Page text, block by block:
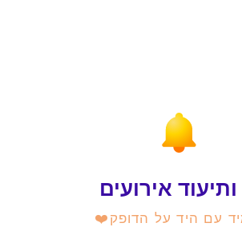
אירועים
עם היד על הדופק❤️